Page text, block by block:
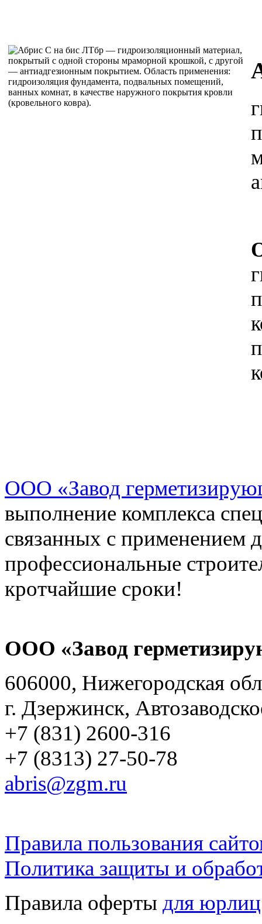
ООО «Завод
выполнение комплекса
связанных с применением
профессиональные
кротчайшие сроки!
ООО «Завод
606000, Нижегородская
г. Дзержинск,
+7 (831) 2600-316
+7 (8313) 27-50-78
abris@zgm.ru
Правила пользования
Политика защиты и
Правила оферты для